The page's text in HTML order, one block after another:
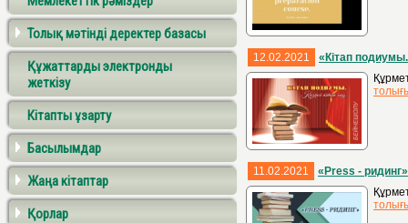
Толық мәтінді деректер базасы
Құжаттарды электронды
жеткізу
Кітапты ұзарту
Басылымдар
Жаңа кітаптар
Қорлар
12.02.2021
«Кітап подиумы.
11.02.2021
«Press - ридинг»